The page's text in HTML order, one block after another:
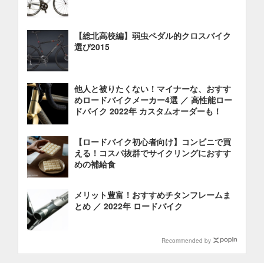
【総北高校編】弱虫ペダル的クロスバイク
選び2015
他人と被りたくない！マイナーな、おすす
めロードバイクメーカー4選 ／ 高性能ロー
ドバイク 2022年 カスタムオーダーも！
【ロードバイク初心者向け】コンビニで買
える！コスパ抜群でサイクリングにおすす
めの補給食
メリット豊富！おすすめチタンフレームま
とめ ／ 2022年 ロードバイク
Recommended by